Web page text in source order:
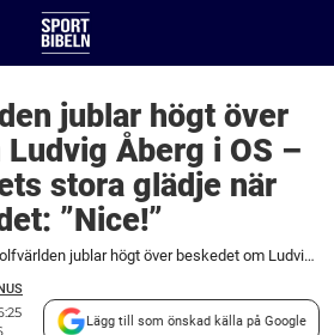
jublar högt över
Åberg i OS –
stora glädje när
”Nice!”
Hela golfvärlden jublar högt över beskedet om Ludvig Åberg i OS – svenskhoppets stora glädje när han får höra det: ”Nice!”
Lägg till som önskad källa på Google